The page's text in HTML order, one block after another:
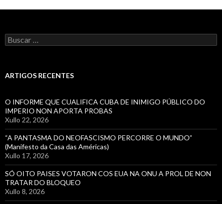
Buscar:
ARTIGOS RECENTES
O INFORME QUE CUALIFICA CUBA DE INIMIGO PÚBLICO DO
IMPERIO NON APORTA PROBAS
Xullo 22, 2026
“A PANTASMA DO NEOFASCISMO PERCORRE O MUNDO”
(Manifesto da Casa das Américas)
Xullo 17, 2026
SÓ OITO PAISES VOTARON COS EUA NA ONU A PROL DE NON
TRATAR DO BLOQUEO
Xullo 8, 2026